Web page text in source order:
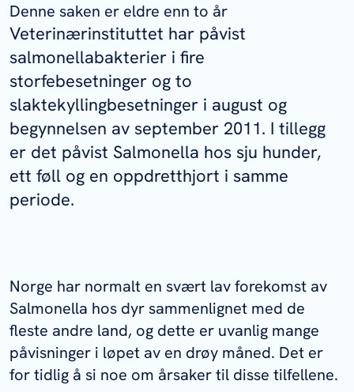
Denne saken er eldre enn to år
Veterinærinstituttet har påvist
salmonellabakterier i fire
storfebesetninger og to
slaktekyllingbesetninger i august og
begynnelsen av september 2011. I tillegg
er det påvist Salmonella hos sju hunder,
ett føll og en oppdretthjort i samme
periode.
Norge har normalt en svært lav forekomst av
Salmonella hos dyr sammenlignet med de
fleste andre land, og dette er uvanlig mange
påvisninger i løpet av en drøy måned. Det er
for tidlig å si noe om årsaker til disse tilfellene.